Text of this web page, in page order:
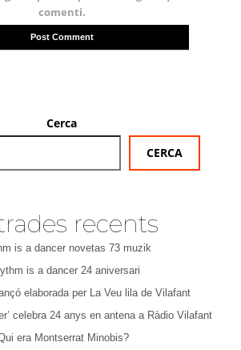
comenti.
Cerca
CERCA
recents
is a dancer novetas 73 muzik
is a dancer 24 aniversari
elaborada per La Veu lila de Vilafant
celebra 24 anys en antena a Ràdio Vilafant
era Montserrat Minobis?